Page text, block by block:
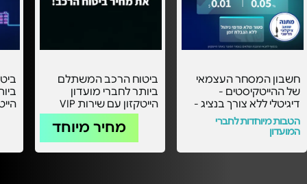
חשבון המסחר העצמאי
של ההייטקיסטים -
דיגיטלי ללא צורך בנציג -
עם העמלות הכי
משתלמות בסבסוד
הייטקזון! -
הטבות מיוחדות לחברי
המועדון
ביטוח הרכב המשתלם
ביותר לחברי מועדון
הייטקזון עם שירות VIP
אישי -
מחיר מיוחד